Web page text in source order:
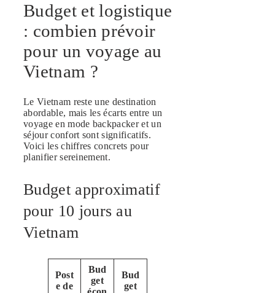
Budget et logistique
: combien prévoir
pour un voyage au
Vietnam ?
Le Vietnam reste une destination
abordable, mais les écarts entre un
voyage en mode backpacker et un
séjour confort sont significatifs.
Voici les chiffres concrets pour
planifier sereinement.
Budget approximatif
pour 10 jours au
Vietnam
Post
e de
Bud
get
Bud
get